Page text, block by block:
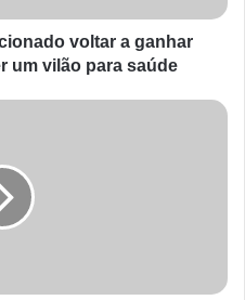
voltar a ganhar
um vilão para saúde